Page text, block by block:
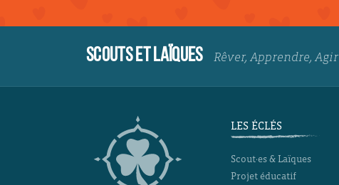
SCOUTS ET LAÏQUES Rêver, Apprendre, Agir
LES ÉCLÉS
Scout·es & Laïques
Projet éducatif